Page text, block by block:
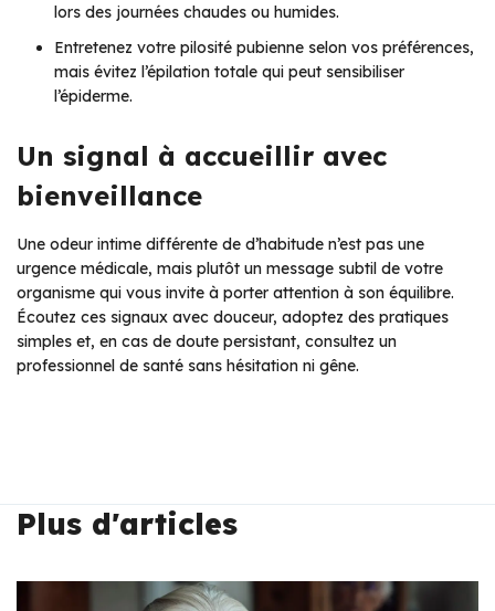
lors des journées chaudes ou humides.
Entretenez votre pilosité pubienne selon vos préférences,
mais évitez l’épilation totale qui peut sensibiliser
l’épiderme.
Un signal à accueillir avec
bienveillance
Une odeur intime différente de d’habitude n’est pas une
urgence médicale, mais plutôt un message subtil de votre
organisme qui vous invite à porter attention à son équilibre.
Écoutez ces signaux avec douceur, adoptez des pratiques
simples et, en cas de doute persistant, consultez un
professionnel de santé sans hésitation ni gêne.
Plus d'articles